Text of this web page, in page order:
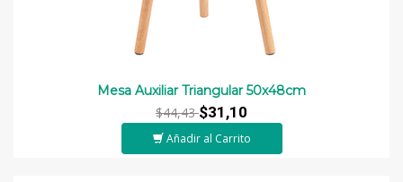
Mesa Auxiliar Triangular 50x48cm
$44,43$31,10
Añadir al Carrito